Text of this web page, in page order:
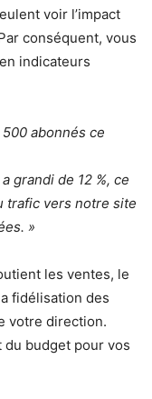
voir l’impact
conséquent, vous
indicateurs
abonnés ce
grandi de 12 %, ce
trafic vers notre site
»
les ventes, le
fidélisation des
votre direction.
budget pour vos